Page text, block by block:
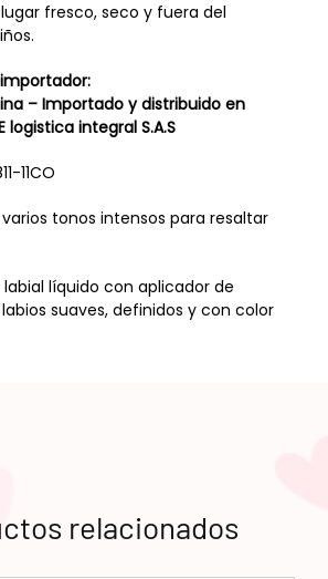
fresco, seco y fuera del
– Importado y distribuido en
logistica integral S.A.S
11CO
tonos intensos para resaltar
líquido con aplicador de
suaves, definidos y con color
relacionados